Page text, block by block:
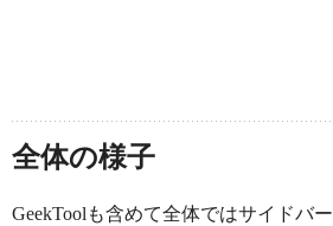
全体の様子
GeekToolも含めて全体ではサイドバ